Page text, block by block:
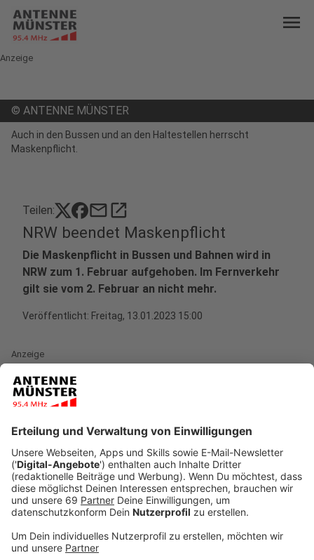
menu
Anzeige
© ANTENNE MÜNSTER
Auch in den Bussen und an den Haltestellen herrscht
Maskenpflicht.
Teilen: mailopen_in_new
NRW beendet Maskenpflicht
Die Maskenpflicht in Bussen und Bahnen wird in
NRW zum 1. Februar aufgehoben. Im Fernverkehr
gilt sie vom 2. Februar an nicht mehr.
Veröffentlicht: Freitag, 13.01.2023 15:00
Anzeige
Die Maskenpflicht im öffentlichen Nahverkehr in
aufgehoben. Das sagte ein Sprecher des NRW-
Gesundheitsministeriums am Freitag (13.01.) in
Düsseldorf. Er verwies dabei auf eine sich aktuell
weiter entspannende Infektionslage. Damit werde
auch eine Einheitlichkeit mit der Regelung im
Fernverkehr geschaffen, da der Bund angekündigt hat,
die Maskenpflicht im Fernverkehr Anfang Februar
abzuschaffen.